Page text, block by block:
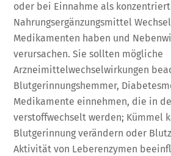
oder bei Einnahme als
Nahrungsergänzungsmittel
Medikamenten haben und
verursachen. Sie sollten mögliche
Arzneimittelwechselwirkungen
Blutgerinnungshemmer,
Medikamente einnehmen, die in
verstoffwechselt werden; Kümmel
Blutgerinnung verändern oder
Aktivität von Leberenzymen